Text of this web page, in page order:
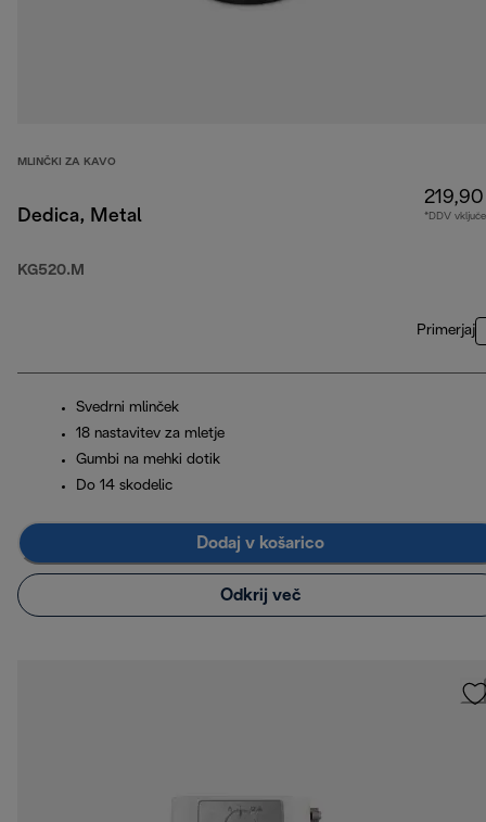
MLINČKI ZA KAVO
Dedica, Metal
KG520.M
*DDV
Primerjaj
Svedrni mlinček
18 nastavitev za mletje
Gumbi na mehki dotik
Do 14 skodelic
Dodaj v košarico
Odkrij več